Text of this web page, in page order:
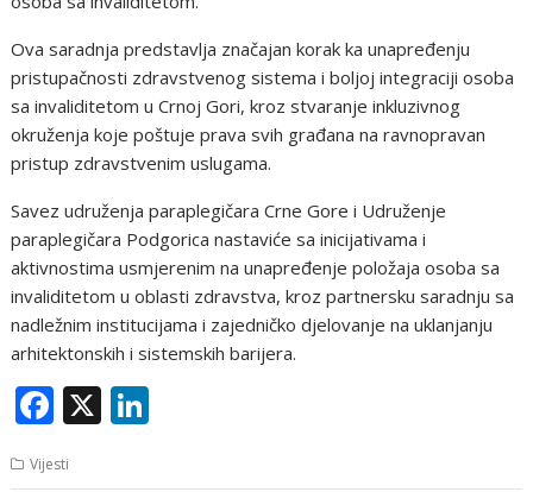
Ova saradnja predstavlja značajan korak ka unapređenju
pristupačnosti zdravstvenog sistema i boljoj integraciji osoba
sa invaliditetom u Crnoj Gori, kroz stvaranje inkluzivnog
okruženja koje poštuje prava svih građana na ravnopravan
pristup zdravstvenim uslugama.
Savez udruženja paraplegičara Crne Gore i Udruženje
paraplegičara Podgorica nastaviće sa inicijativama i
aktivnostima usmjerenim na unapređenje položaja osoba sa
invaliditetom u oblasti zdravstva, kroz partnersku saradnju sa
nadležnim institucijama i zajedničko djelovanje na uklanjanju
arhitektonskih i sistemskih barijera.
F
e
X
k
Vijesti